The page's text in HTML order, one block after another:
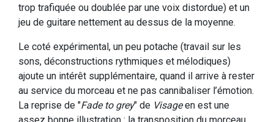
trop trafiquée ou doublée par une voix distordue) et un
jeu de guitare nettement au dessus de la moyenne.
Le coté expérimental, un peu potache (travail sur les
sons, déconstructions rythmiques et mélodiques)
ajoute un intérêt supplémentaire, quand il arrive à rester
au service du morceau et ne pas cannibaliser l’émotion.
La reprise de "Fade to grey" de Visageen est une